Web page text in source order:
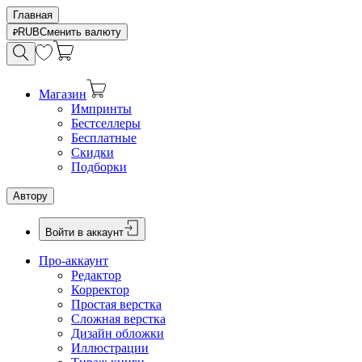
Главная
RUBСменить валюту
Магазин
Импринты
Бестселлеры
Бесплатные
Скидки
Подборки
Автору
Войти в аккаунт
Про-аккаунт
Редактор
Корректор
Простая верстка
Сложная верстка
Дизайн обложки
Иллюстрации